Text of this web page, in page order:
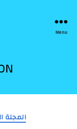
Menu
المجلة